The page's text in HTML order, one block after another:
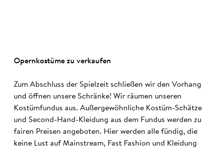
Opernkostüme zu verkaufen
Zum Abschluss der Spielzeit schließen wir den Vorhang
und öffnen unsere Schränke! Wir räumen unseren
Kostümfundus aus. Außergewöhnliche Kostüm-Schätze
und Second-Hand-Kleidung aus dem Fundus werden zu
fairen Preisen angeboten. Hier werden alle fündig, die
keine Lust auf Mainstream, Fast Fashion und Kleidung